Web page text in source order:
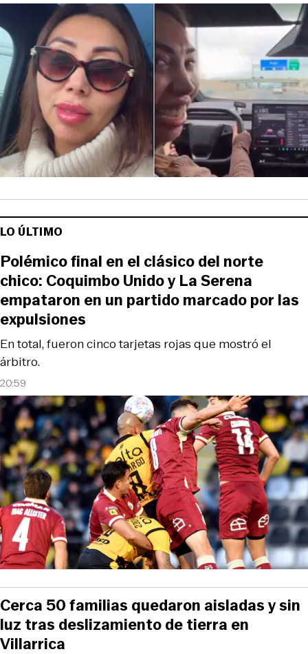
LO ÚLTIMO
20:59
En total, fueron cinco tarjetas rojas que mostró el
árbitro.
Polémico final en el clásico del norte
chico: Coquimbo Unido y La Serena
empataron en un partido marcado por las
expulsiones
Cerca 50 familias quedaron aisladas y sin
luz tras deslizamiento de tierra en
Villarrica